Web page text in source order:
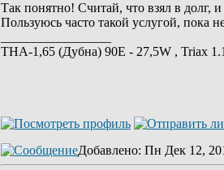
Так понятно! Считай, что взял в долг,
Пользуюсь часто такой услугой, пока
ТНА-1,65 (Дубна) 90Е - 27,5W , Triax
Добавлено: Пн Дек 12,